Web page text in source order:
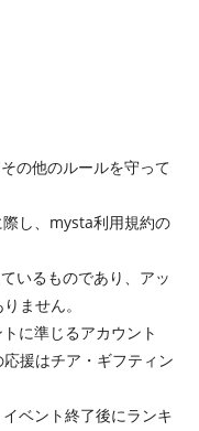
の他のルールを守って
し、mysta利用規約の
いるものであり、アッ
ません。
に準じるアカウント
応援はチア・ギフティン
ベント終了後にランキ